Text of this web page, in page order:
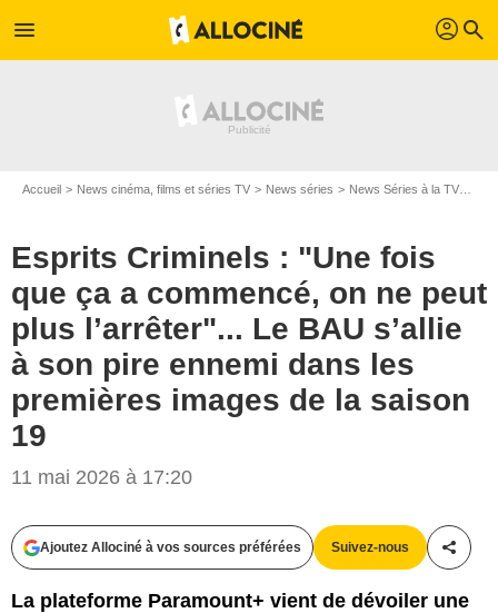
menu profil search
Accueil News cinéma, films et séries TV News séries News Séries à la TV
Esprits Criminels : "Une fois
que ça a commencé, on ne peut
plus l’arrêter"... Le BAU s’allie
à son pire ennemi dans les
premières images de la saison
19
11 mai 2026 à 17:20
Ajoutez Allociné à vos sources préférées Suivez-nous
La plateforme Paramount+ vient de dévoiler une